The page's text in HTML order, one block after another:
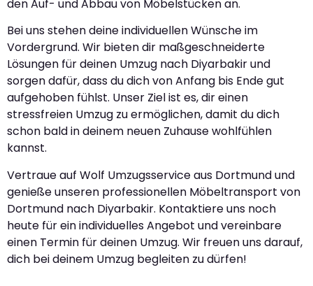
den Auf- und Abbau von Möbelstücken an.
Bei uns stehen deine individuellen Wünsche im
Vordergrund. Wir bieten dir maßgeschneiderte
Lösungen für deinen Umzug nach Diyarbakir und
sorgen dafür, dass du dich von Anfang bis Ende gut
aufgehoben fühlst. Unser Ziel ist es, dir einen
stressfreien Umzug zu ermöglichen, damit du dich
schon bald in deinem neuen Zuhause wohlfühlen
kannst.
Vertraue auf Wolf Umzugsservice aus Dortmund und
genieße unseren professionellen Möbeltransport von
Dortmund nach Diyarbakir. Kontaktiere uns noch
heute für ein individuelles Angebot und vereinbare
einen Termin für deinen Umzug. Wir freuen uns darauf,
dich bei deinem Umzug begleiten zu dürfen!